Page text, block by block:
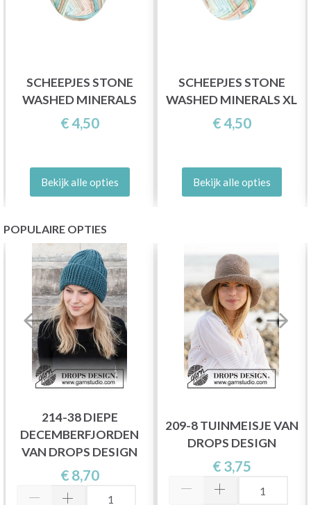
SCHEEPJES STONE
WASHED MINERALS
€ 4,50
Bekijk alle opties
SCHEEPJES STONE
WASHED MINERALS XL
€ 4,50
Bekijk alle opties
POPULAIRE OPTIES
214-38 DIEPE
DECEMBERFJORDEN
VAN DROPS DESIGN
€ 8,70
209-8 TUINMEISJE VAN
DROPS DESIGN
€ 3,75